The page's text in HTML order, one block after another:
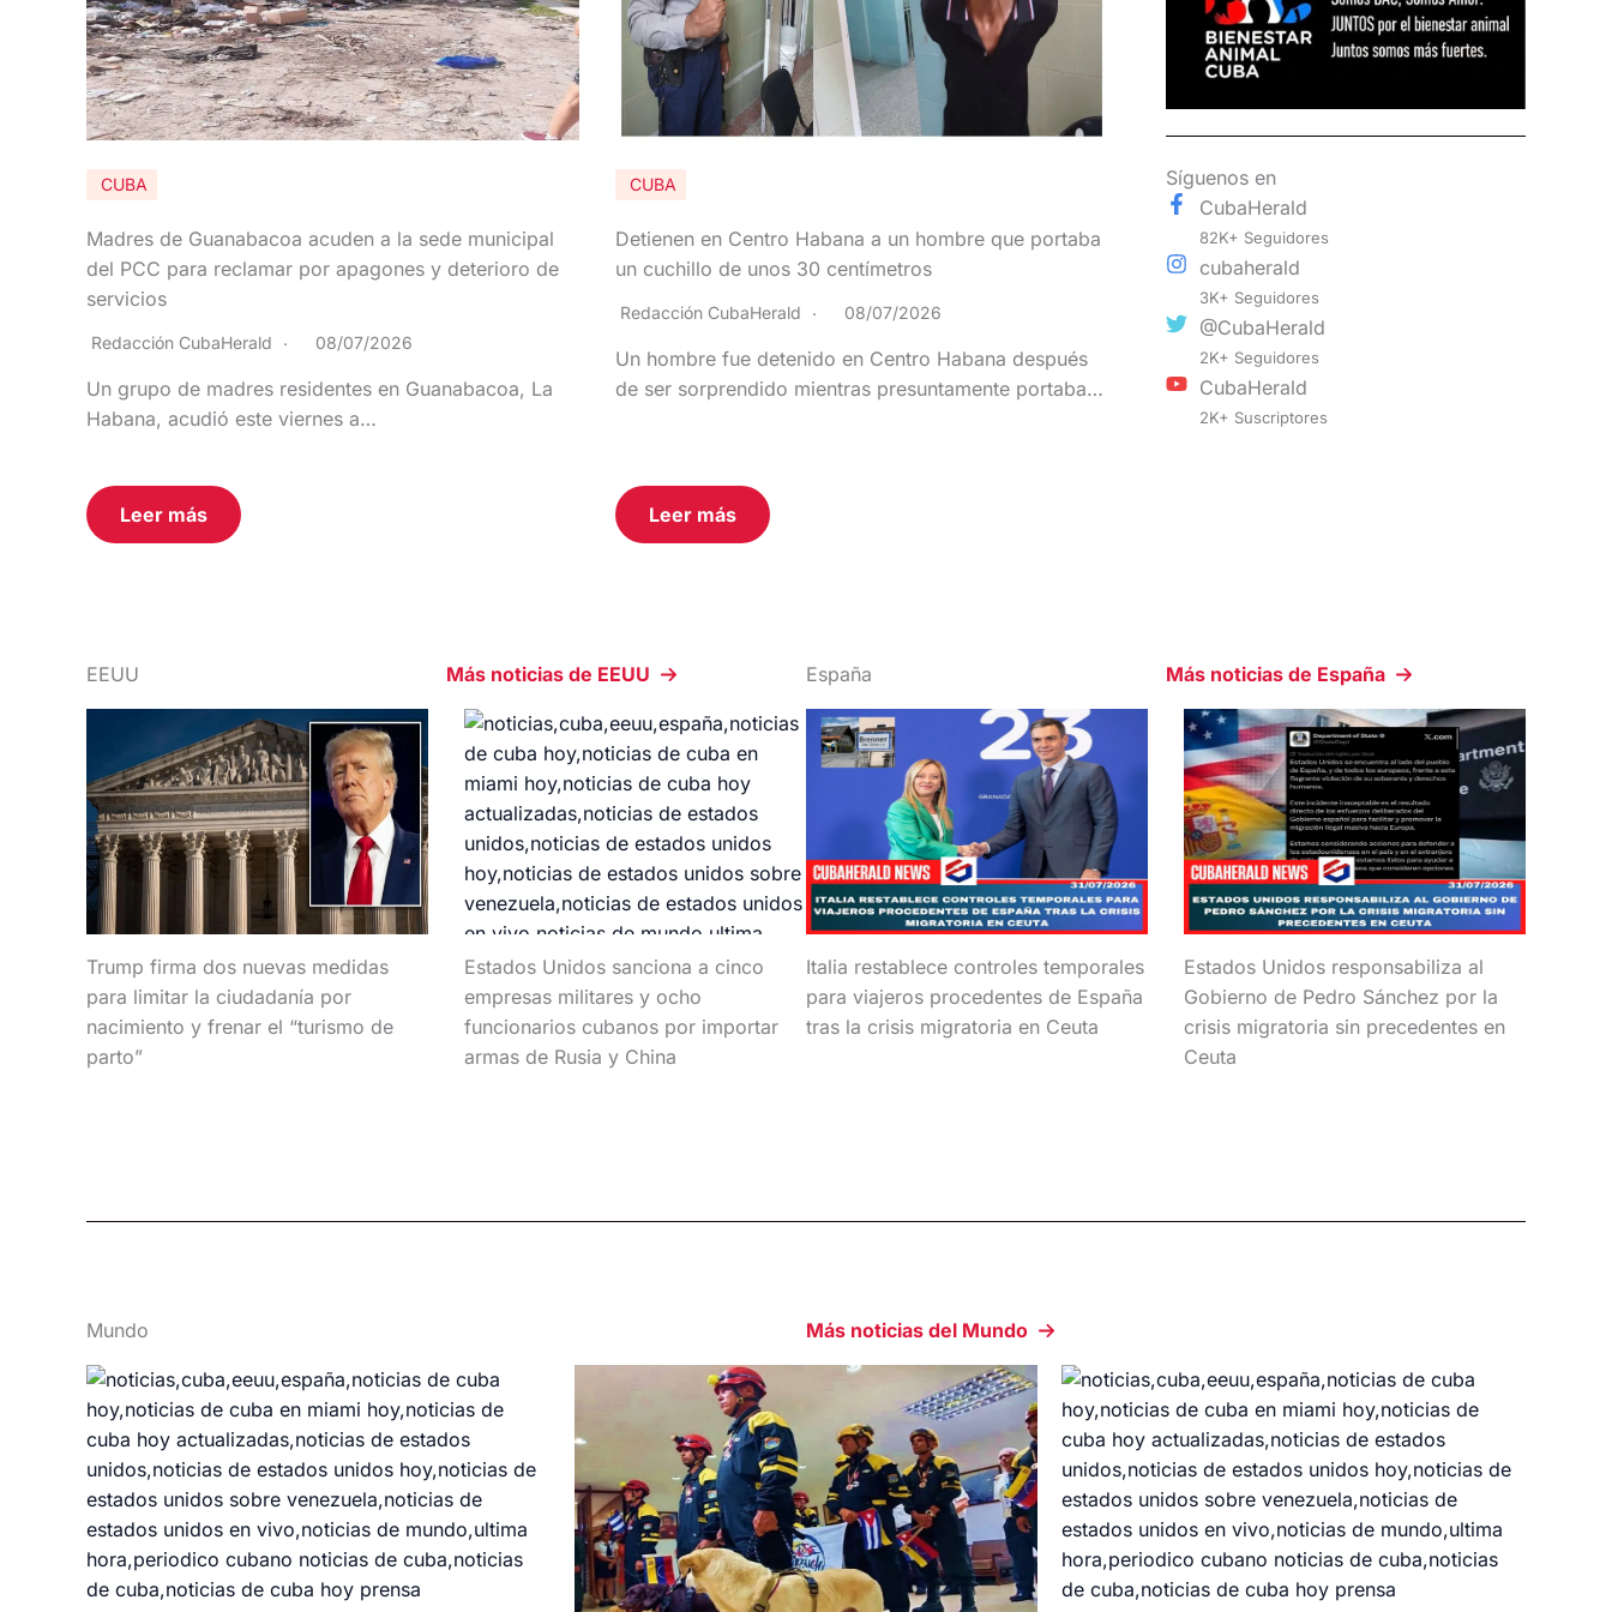
CUBA
Madres de Guanabacoa acuden a la sede municipal
del PCC para reclamar por apagones y deterioro de
servicios
Redacción CubaHerald 08/07/2026
Un grupo de madres residentes en Guanabacoa, La
Habana, acudió este viernes a…
Leer más
CUBA
Detienen en Centro Habana a un hombre que portaba
un cuchillo de unos 30 centímetros
Redacción CubaHerald 08/07/2026
Un hombre fue detenido en Centro Habana después
de ser sorprendido mientras presuntamente portaba…
Leer más
Síguenos en
CubaHerald
82K+ Seguidores
cubaherald
3K+ Seguidores
@CubaHerald
2K+ Seguidores
CubaHerald
2K+ Suscriptores
EEUU Más noticias de EEUU
Trump firma dos nuevas medidas
para limitar la ciudadanía por
nacimiento y frenar el “turismo de
parto”
Estados Unidos sanciona a cinco
empresas militares y ocho
funcionarios cubanos por importar
armas de Rusia y China
España Más noticias de España
Italia restablece controles temporales
para viajeros procedentes de España
tras la crisis migratoria en Ceuta
Estados Unidos responsabiliza al
Gobierno de Pedro Sánchez por la
crisis migratoria sin precedentes en
Ceuta
Mundo Más noticias del Mundo